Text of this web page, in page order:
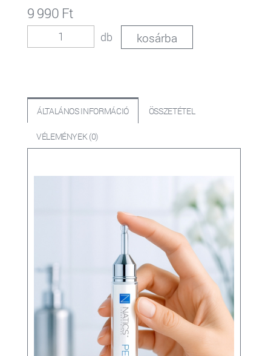
9 990 Ft
db
ÁLTALÁNOS INFORMÁCIÓ ÖSSZETÉTEL
VÉLEMÉNYEK (0)